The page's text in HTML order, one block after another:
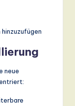
neue